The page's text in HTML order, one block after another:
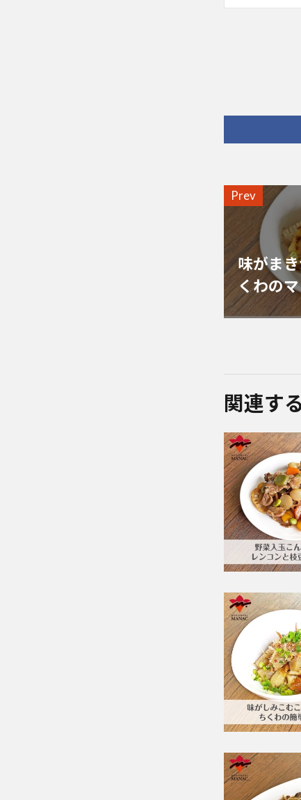
Prev
味がま
くわの
関連す